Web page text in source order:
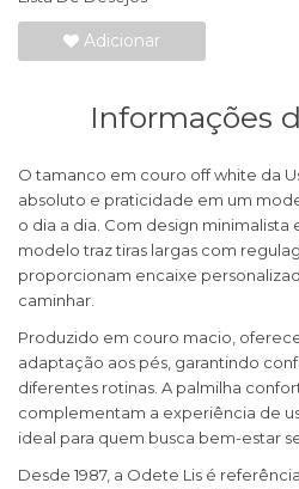
Adicionar
Informações
O tamanco em couro off white da
absoluto e praticidade em um
o dia a dia. Com design
modelo traz tiras largas com
proporcionam encaixe
caminhar.
Produzido em couro macio,
adaptação aos pés, garantindo
diferentes rotinas. A palmilha
complementam a experiência de
ideal para quem busca bem-estar
Desde 1987, a Odete Lis é